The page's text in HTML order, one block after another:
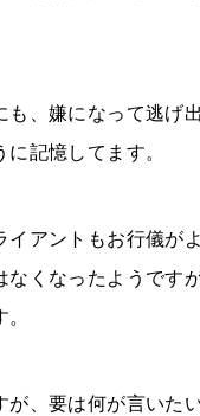
も、嫌になって逃げ
記憶してます。
イアントもお行儀が
なくなったようです
、要は何が言いた